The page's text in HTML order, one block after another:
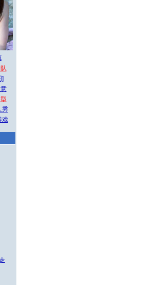
]
秀
戏